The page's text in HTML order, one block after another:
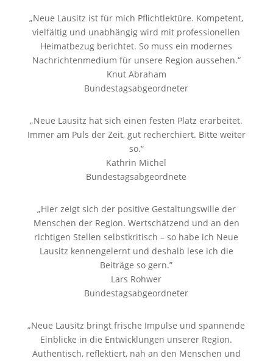
„Neue Lausitz ist für mich Pflichtlektüre. Kompetent,
vielfältig und unabhängig wird mit professionellen
Heimatbezug berichtet. So muss ein modernes
Nachrichtenmedium für unsere Region aussehen.“
Knut Abraham
Bundestagsabgeordneter
„Neue Lausitz hat sich einen festen Platz erarbeitet.
Immer am Puls der Zeit, gut recherchiert. Bitte weiter
so.“
Kathrin Michel
Bundestagsabgeordnete
„Hier zeigt sich der positive Gestaltungswille der
Menschen der Region. Wertschätzend und an den
richtigen Stellen selbstkritisch – so habe ich Neue
Lausitz kennengelernt und deshalb lese ich die
Beiträge so gern.”
Lars Rohwer
Bundestagsabgeordneter
„Neue Lausitz bringt frische Impulse und spannende
Einblicke in die Entwicklungen unserer Region.
Authentisch, reflektiert, nah an den Menschen und